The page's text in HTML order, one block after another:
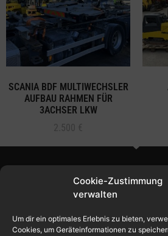
Cookie-Zustimmung
verwalten
Um dir ein optimales Erlebnis zu bieten,
Cookies, um Geräteinformationen zu
SCANIA BDF MULTIWECHSLER
AUFBAU RAHMEN FÜR
3ACHSER LKW
© 2024 – Ilic Handel